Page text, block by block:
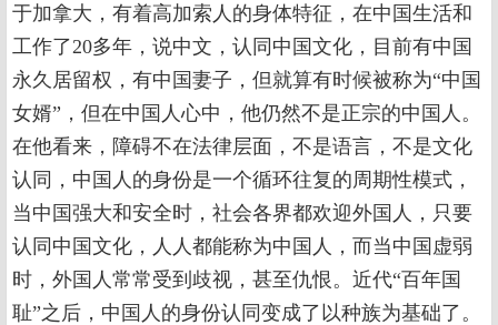
于加拿大，有着高加索人的身体特征，在中国生活和
工作了20多年，说中文，认同中国文化，目前有中国
永久居留权，有中国妻子，但就算有时候被称为“中国
女婿”，但在中国人心中，他仍然不是正宗的中国人。
在他看来，障碍不在法律层面，不是语言，不是文化
认同，中国人的身份是一个循环往复的周期性模式，
当中国强大和安全时，社会各界都欢迎外国人，只要
认同中国文化，人人都能称为中国人，而当中国虚弱
时，外国人常常受到歧视，甚至仇恨。近代“百年国
耻”之后，中国人的身份认同变成了以种族为基础了。